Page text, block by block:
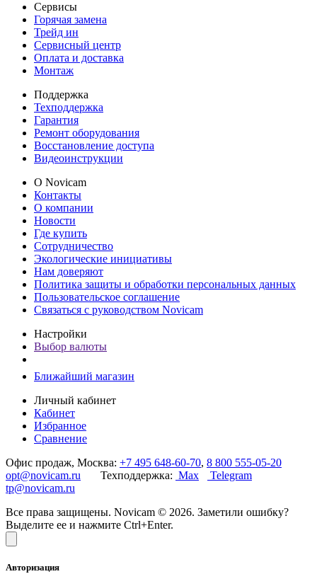
Сервисы
Горячая замена
Трейд ин
Сервисный центр
Оплата и доставка
Монтаж
Поддержка
Техподдержка
Гарантия
Ремонт оборудования
Восстановление доступа
Видеоинструкции
О Novicam
Контакты
О компании
Новости
Где купить
Сотрудничество
Экологические инициативы
Нам доверяют
Политика защиты и обработки персональных данных
Пользовательское соглашение
Связаться с руководством Novicam
Настройки
Выбор валюты
Ближайший магазин
Личный кабинет
Кабинет
Избранное
Сравнение
Офис продаж, Москва: +7 495 648-60-70, 8 800 555-05-20
opt@novicam.ru Техподдержка: Max
Telegram
tp@novicam.ru
Все права защищены. Novicam © 2026. Заметили ошибку?
Выделите ее и нажмите Ctrl+Enter.
Авторизация